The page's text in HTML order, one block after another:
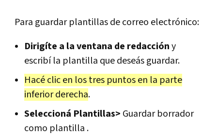
Para guardar plantillas de correo electrónico:
Dirigíte a la ventana de redaccióny
escribí la plantilla que deseás guardar.
Hacé clic en los tres puntos en la parte
inferior derecha.
Seleccioná Plantillas> Guardar borrador
como plantilla .